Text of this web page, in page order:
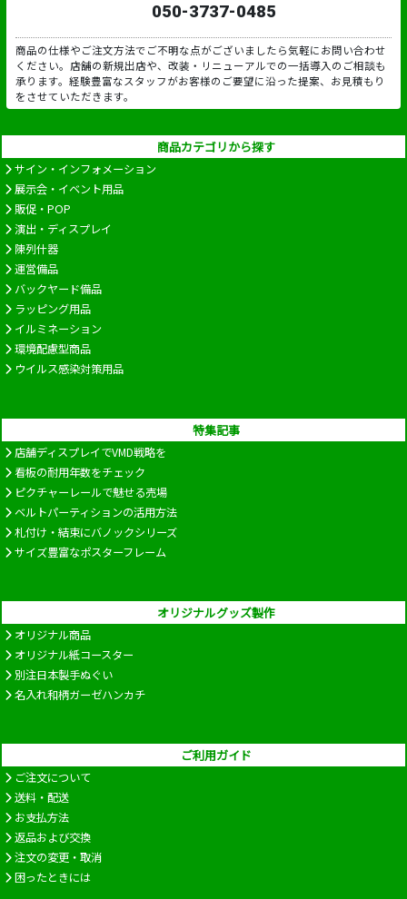
050-3737-0485
商品の仕様やご注文方法でご不明な点がございましたら気軽にお問い合わせ
ください。店舗の新規出店や、改装・リニューアルでの一括導入のご相談も
承ります。経験豊富なスタッフがお客様のご要望に沿った提案、お見積もり
をさせていただきます。
商品カテゴリから探す
サイン・インフォメーション
展示会・イベント用品
販促・POP
演出・ディスプレイ
陳列什器
運営備品
バックヤード備品
ラッピング用品
イルミネーション
環境配慮型商品
ウイルス感染対策用品
特集記事
店舗ディスプレイでVMD戦略を
看板の耐用年数をチェック
ピクチャーレールで魅せる売場
ベルトパーティションの活用方法
札付け・結束にバノックシリーズ
サイズ豊富なポスターフレーム
オリジナルグッズ製作
オリジナル商品
オリジナル紙コースター
別注日本製手ぬぐい
名入れ和柄ガーゼハンカチ
ご利用ガイド
ご注文について
送料・配送
お支払方法
返品および交換
注文の変更・取消
困ったときには